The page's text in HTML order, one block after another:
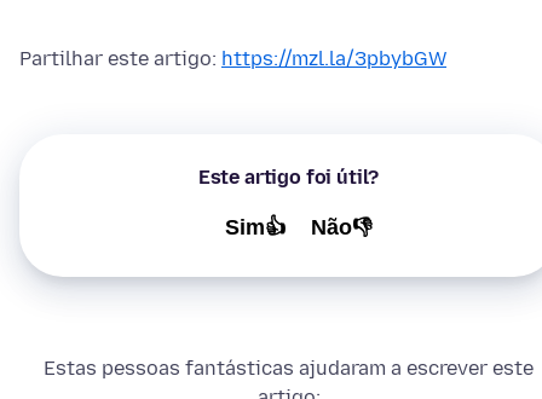
Partilhar este artigo: https://mzl.la/3pbybGW
Este artigo foi útil?
Sim👍 Não👎
Estas pessoas fantásticas ajudaram a escrever este